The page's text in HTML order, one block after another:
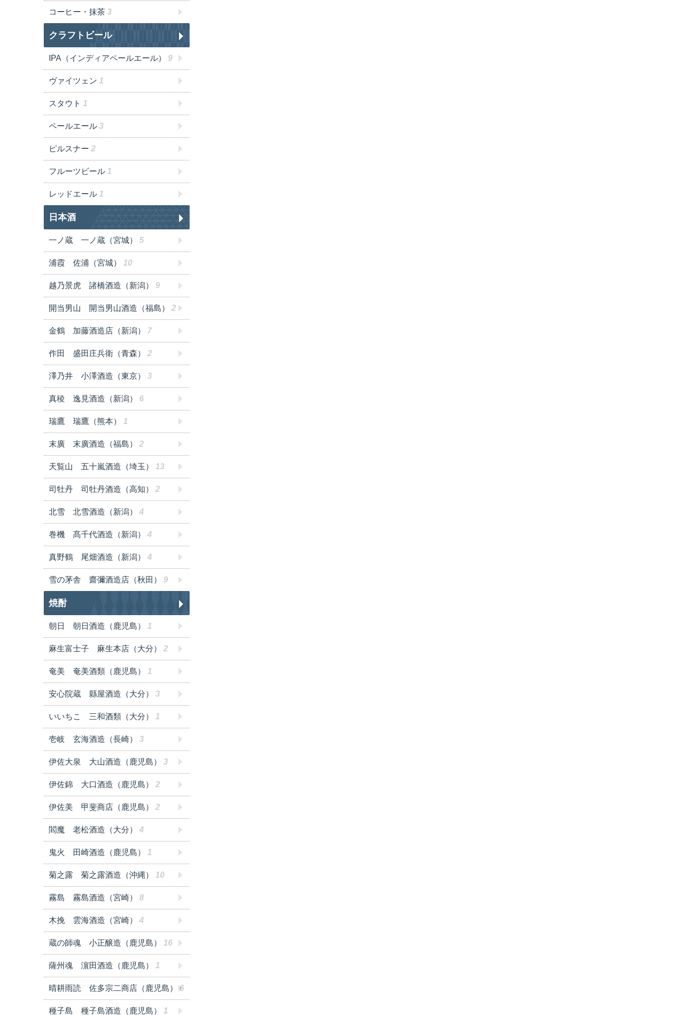
コーヒー・抹茶 3
クラフトビール
IPA（インディアペールエール） 9
ヴァイツェン 1
スタウト 1
ペールエール 3
ピルスナー 2
フルーツビール 1
レッドエール 1
日本酒
一ノ蔵 一ノ蔵（宮城） 5
浦霞 佐浦（宮城） 10
越乃景虎 諸橋酒造（新潟） 9
開当男山 開当男山酒造（福島） 2
金鶴 加藤酒造店（新潟） 7
作田 盛田庄兵衛（青森） 2
澤乃井 小澤酒造（東京） 3
真稜 逸見酒造（新潟） 6
瑞鷹 瑞鷹（熊本） 1
末廣 末廣酒造（福島） 2
天覧山 五十嵐酒造（埼玉） 13
司牡丹 司牡丹酒造（高知） 2
北雪 北雪酒造（新潟） 4
巻機 髙千代酒造（新潟） 4
真野鶴 尾畑酒造（新潟） 4
雪の茅舎 齋彌酒造店（秋田） 9
焼酎
朝日 朝日酒造（鹿児島） 1
麻生富士子 麻生本店（大分） 2
奄美 奄美酒類（鹿児島） 1
安心院蔵 縣屋酒造（大分） 3
いいちこ 三和酒類（大分） 1
壱岐 玄海酒造（長崎） 3
伊佐大泉 大山酒造（鹿児島） 3
伊佐錦 大口酒造（鹿児島） 2
伊佐美 甲斐商店（鹿児島） 2
閻魔 老松酒造（大分） 4
鬼火 田崎酒造（鹿児島） 1
菊之露 菊之露酒造（沖縄） 10
霧島 霧島酒造（宮崎） 8
木挽 雲海酒造（宮崎） 4
蔵の師魂 小正醸造（鹿児島） 16
薩州魂 濵田酒造（鹿児島） 1
晴耕雨読 佐多宗二商店（鹿児島） 6
種子島 種子島酒造（鹿児島） 1